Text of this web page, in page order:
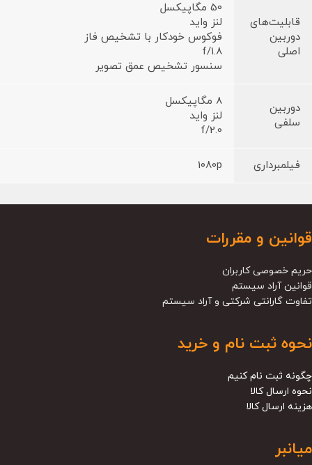
قابلیت‌های
دوربین
اصلی
50 مگاپیکسل
لنز واید
فوکوس خودکار با تشخیص فاز
f/1.8
سنسور تشخیص عمق تصویر
دوربین
سلفی
8 مگاپیکسل
لنز واید
f/2.0
فیلمبرداری 1080p
قوانین و مقررات
حریم خصوصی کاربران
قوانین آراد سیستم
تفاوت گارانتی شرکتی و آراد سیستم
نحوه ثبت نام و خرید
چگونه ثبت نام کنیم
نحوه ارسال کالا
هزینه ارسال کالا
میانبر